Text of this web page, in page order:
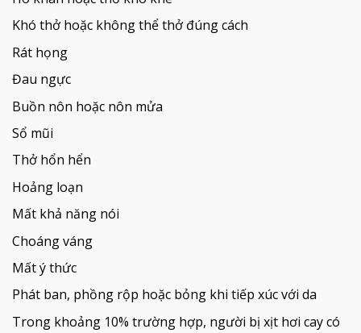
Khó thở hoặc không thể thở đúng cách
Rát họng
Đau ngực
Buồn nôn hoặc nôn mửa
Sổ mũi
Thở hổn hển
Hoảng loạn
Mất khả năng nói
Choáng váng
Mất ý thức
Phát ban, phồng rộp hoặc bỏng khi tiếp xúc với da
Trong khoảng 10% trường hợp, người bị xịt hơi cay có